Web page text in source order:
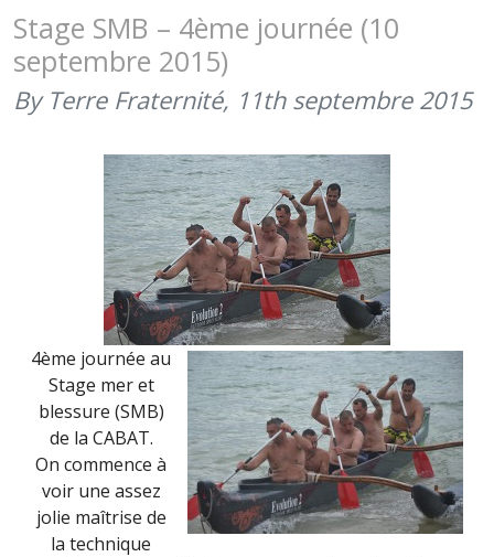
CLUB
Stage SMB – 4ème journée (10
septembre 2015)
By Terre Fraternité, 11th septembre 2015
4ème journée au
Stage mer et
blessure (SMB)
de la CABAT.
On commence à
voir une assez
jolie maîtrise de
la technique